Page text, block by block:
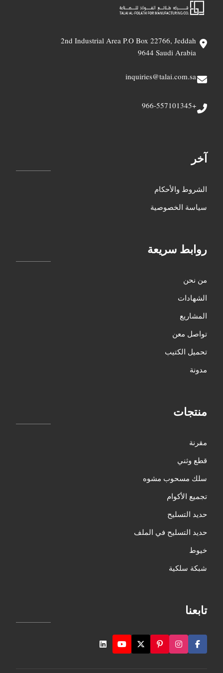
2nd Industrial Area P.O Box 22766, Jeddah
9644 Saudi Arabia
inquiries@talai.com.sa
+966-557101345
آخر
الشروط والأحكام
سياسة الخصوصية
روابط سريعة
من نحن
الشهادات
المشاريع
تواصل معن
تحميل الكتيب
مدونة
منتجات
مقرنة
قطع وثني
سلك مسحوب مشوه
تجميع الأكوام
حديد التسليح
حديد التسليح في الملف
خيوط
شبكة سلكية
تابعنا